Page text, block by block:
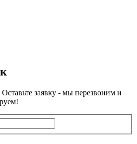
заявку - мы перезвоним и